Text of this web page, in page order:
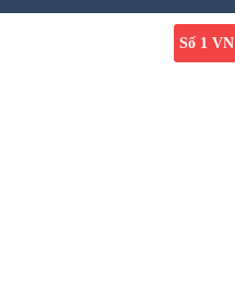
Số 1 VN